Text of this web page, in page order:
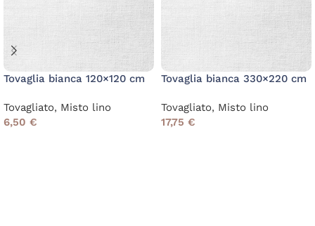
Tovaglia bianca 120×120 cm
Tovagliato, Misto lino
6,50 €
Tovaglia bianca 330×220 cm
Tovagliato, Misto lino
17,75 €